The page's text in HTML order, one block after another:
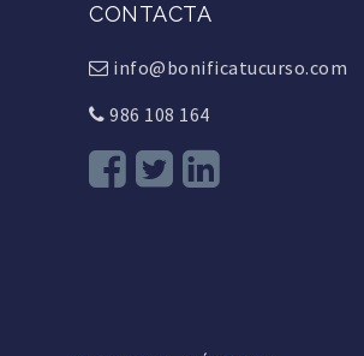
CONTACTA
info@bonificatucurso.com
986 108 164